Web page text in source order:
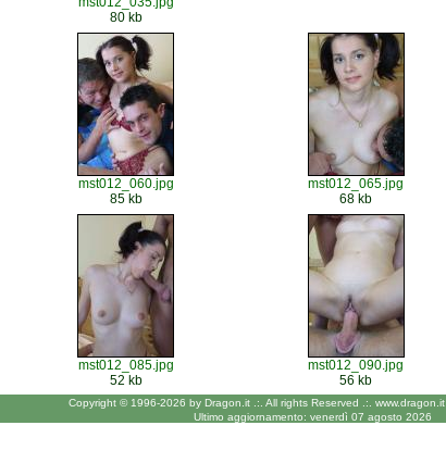
80 kb
mst012_060.jpg
85 kb
mst012_065.jpg
68 kb
mst012_085.jpg
52 kb
mst012_090.jpg
56 kb
Copyright © 1996-2026 by Dragon.it .:. All rights Reserved .:. www.dragon.it
Ultimo aggiornamento: venerdì 07 agosto 2026